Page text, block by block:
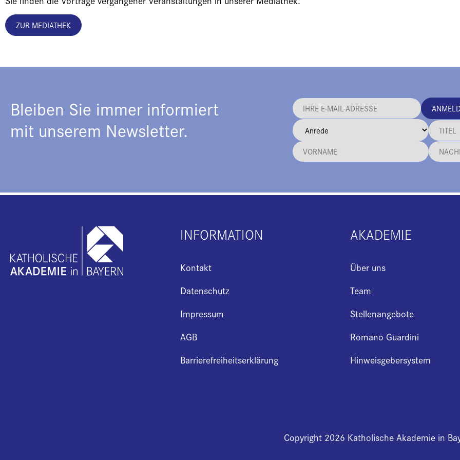
ZUR MEDIATHEK
Bleiben Sie immer informiert
mit unserem Newsletter.
INFORMATION
Kontakt
Datenschutz
Impressum
AGB
Barrierefreiheitserklärung
AKADEMIE
Über uns
Team
Stellenangebote
Romano Guardini
Hinweisgebersystem
Copyright 2026 Katholische Akademie in